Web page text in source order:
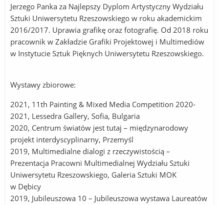
Jerzego Panka za Najlepszy Dyplom Artystyczny Wydziału
Sztuki Uniwersytetu Rzeszowskiego w roku akademickim
2016/2017. Uprawia grafikę oraz fotografię. Od 2018 roku
pracownik w Zakładzie Grafiki Projektowej i Multimediów
w Instytucie Sztuk Pięknych Uniwersytetu Rzeszowskiego.
Wystawy zbiorowe:
2021, 11th Painting & Mixed Media Competition 2020-
2021, Lessedra Gallery, Sofia, Bulgaria
2020, Centrum światów jest tutaj – międzynarodowy
projekt interdyscyplinarny, Przemyśl
2019, Multimedialne dialogi z rzeczywistością –
Prezentacja Pracowni Multimedialnej Wydziału Sztuki
Uniwersytetu Rzeszowskiego, Galeria Sztuki MOK
w Dębicy
2019, Jubileuszowa 10 – Jubileuszowa wystawa Laureatów